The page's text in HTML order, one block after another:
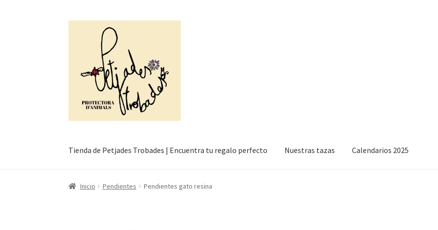
navegación
contenido
Tienda de Petjades Trobades | Encuentra tu regalo perfecto Nuestras tazas Calendarios 2025
Inicio Carrito Finalizar compra Mi cuenta
Inicio Pendientes Pendientes gato resina